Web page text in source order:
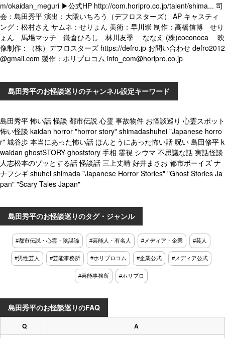
m/okaidan_meguri ▶公式HP http://com.horipro.co.jp/talent/shima... 司
会：島田秀平 演出：大隈いちろう（デフロスターズ） AP キャスティ
ング：松村さえ サムネ：せりょん 美術：早川崇 制作：高橋信博 せり
ょん 馬場マッチ 鎌倉ひろし 林川友季 ななえ (株)coconoca 映
像制作：（株）デフロスターズ https://defro.jp お問い合わせ defro2012
@gmail.com 製作：ホリプロコム info_com@horipro.co.jp
島田秀平のお怪談巡りのチャンネル設定キーワード
島田秀平 怖い話 怪談 都市伝説 心霊 事故物件 お怪談巡り 心霊スポット
怖い怪談 kaidan horror "horror story" shimadashuhei "Japanese horro
r" 城谷歩 本当にあった怖い話 ほんとうにあった怖い話 呪い 島田修平 k
waidan ghostSTORY ghoststory 手相 霊視 シウマ 不思議な話 実話怪談
人志松本のゾッとする話 怪談話 三上丈晴 好井まさお 都市ボーイズ ナ
ナフシギ shuhei shimada "Japanese Horror Stories" "Ghost Stories Ja
pan" "Scary Tales Japan"
島田秀平のお怪談巡りのタグ・ジャンル
#都市伝説・心霊・陰謀論 #芸能人・有名人 #メディア・企業 #芸人
#男性芸人 #芸能事務所 #ホリプロコム #企業公式 #メディア公式
#芸能事務所 #ホリプロ
島田秀平のお怪談巡りのFAQ
Q A